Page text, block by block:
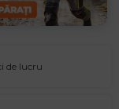
de lucru